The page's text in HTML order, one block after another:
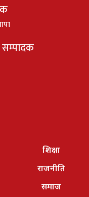
शिक्षा
राजनीति
समाज